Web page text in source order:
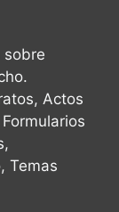
sobre
Actos
Temas